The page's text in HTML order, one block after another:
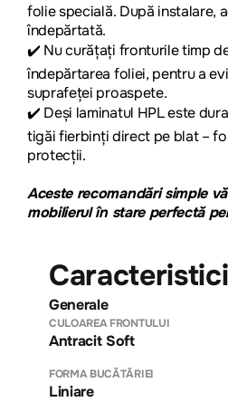
folie specială. După instalare,
îndepărtată.
✔️ Nu curățați fronturile timp
îndepărtarea foliei, pentru a
suprafeței proaspete.
✔️ Deși laminatul HPL este
tigăi fierbinți direct pe blat –
protecții.
Aceste recomandări simple
mobilierul în stare perfectă
Caracteristici
Generale
CULOAREA FRONTULUI
Antracit Soft
FORMA BUCĂTĂRIEI
Liniare